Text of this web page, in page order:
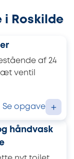
i Roskilde
af 24
ventil
Se opgave +
håndvask